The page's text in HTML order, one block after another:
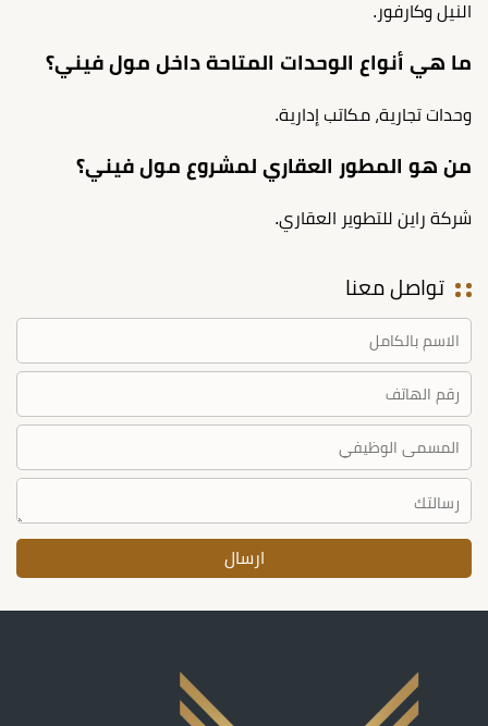
النيل وكارفور.
ما هي أنواع الوحدات المتاحة داخل مول فيني؟
وحدات تجارية، مكاتب إدارية.
من هو المطور العقاري لمشروع مول فيني؟
شركة راين للتطوير العقاري.
تواصل معنا